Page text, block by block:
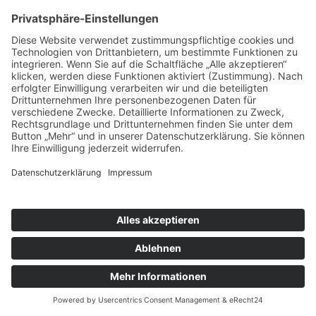
* Pflichtfelder
abschicken
X